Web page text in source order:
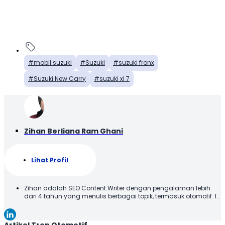
mobil suzuki Suzuki
suzuki fronx
Suzuki New Carry
suzuki xl 7
Zihan Berliana Ram Ghani
Lihat Profil
Zihan adalah SEO Content Writer dengan pengalaman lebih
dari 4 tahun yang menulis berbagai topik, termasuk otomotif. Ia
oleh pembaca. Melalui tulisannya, Zihan berupaya